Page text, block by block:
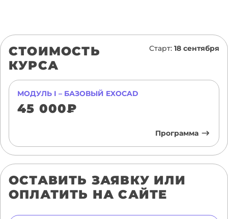
СТОИМОСТЬ
КУРСА
Старт: 18 сентября
МОДУЛЬ I – БАЗОВЫЙ EXOCAD
45 000₽
Программа
ОСТАВИТЬ ЗАЯВКУ ИЛИ
ОПЛАТИТЬ НА САЙТЕ